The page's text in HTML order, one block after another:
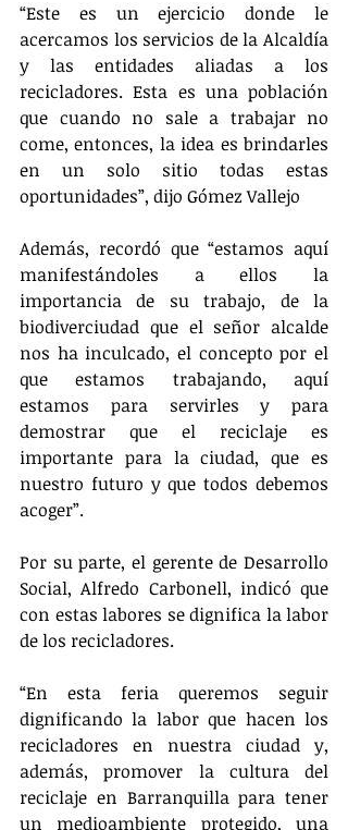
“Este es un ejercicio donde le
acercamos los servicios de la Alcaldía
y las entidades aliadas a los
recicladores. Esta es una población
que cuando no sale a trabajar no
come, entonces, la idea es brindarles
en un solo sitio todas estas
oportunidades”, dijo Gómez Vallejo
Además, recordó que “estamos aquí
manifestándoles a ellos la
importancia de su trabajo, de la
biodiverciudad que el señor alcalde
nos ha inculcado, el concepto por el
que estamos trabajando, aquí
estamos para servirles y para
demostrar que el reciclaje es
importante para la ciudad, que es
nuestro futuro y que todos debemos
acoger”.
Por su parte, el gerente de Desarrollo
Social, Alfredo Carbonell, indicó que
con estas labores se dignifica la labor
de los recicladores.
“En esta feria queremos seguir
dignificando la labor que hacen los
recicladores en nuestra ciudad y,
además, promover la cultura del
reciclaje en Barranquilla para tener
un medioambiente protegido, una